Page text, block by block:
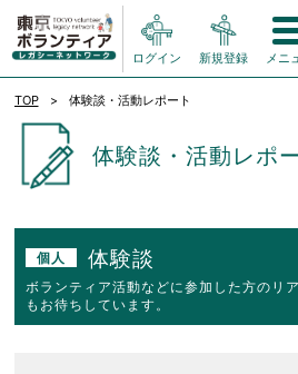
ログイン 新規登録 メニ
TOP 体験談・活動レポート
体験談・活動レポ
個人 体験談
ボランティア活動などに参加した方のリ
もお待ちしています。